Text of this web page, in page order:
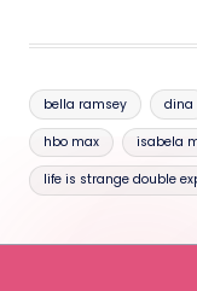
bella ramsey dina
hbo max isabela
life is strange double